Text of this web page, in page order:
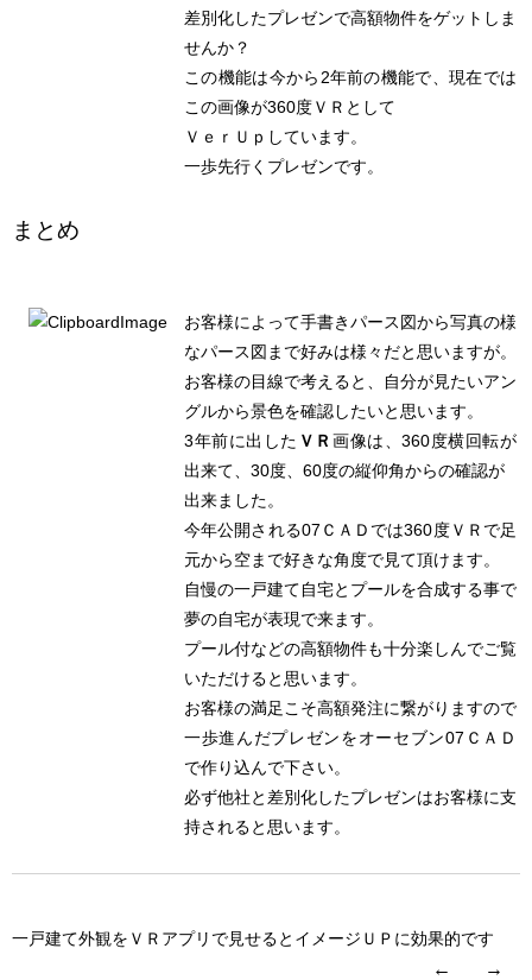
差別化したプレゼンで高額物件をゲットしま
せんか？
この機能は今から2年前の機能で、現在では
この画像が360度ＶＲとして
ＶｅｒＵｐしています。
一歩先行くプレゼンです。
まとめ
お客様によって手書きパース図から写真の様
なパース図まで好みは様々だと思いますが。
お客様の目線で考えると、自分が見たいアン
グルから景色を確認したいと思います。
3年前に出した ＶＲ画像は、360度横回転が
出来て、30度、60度の縦仰角からの確認が
出来ました。
今年公開される07ＣＡＤでは360度ＶＲで足
元から空まで好きな角度で見て頂けます。
自慢の一戸建て自宅とプールを合成する事で
夢の自宅が表現で来ます。
プール付などの高額物件も十分楽しんでご覧
いただけると思います。
お客様の満足こそ高額発注に繋がりますので
一歩進んだプレゼンをオーセブン07ＣＡＤ
で作り込んで下さい。
必ず他社と差別化したプレゼンはお客様に支
持されると思います。
一戸建て外観をＶＲアプリで見せるとイメージＵＰに効果的です
→
←